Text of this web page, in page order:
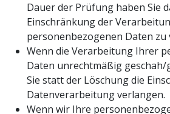
Dauer der Prüfung haben Sie
Einschränkung der
personenbezogenen Daten zu
Wenn die Verarbeitung Ihrer
Daten unrechtmäßig
Sie statt der Löschung die
Datenverarbeitung verlangen.
Wenn wir Ihre